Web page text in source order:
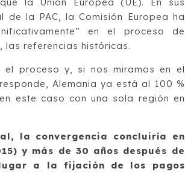
de la PAC, la Comisión Europea ha
en el proceso de
las referencias históricas.
proceso y, si nos miramos en el
Alemania ya está al 100 %
este caso con una sola región en
la convergencia concluiría en
y más de 30 años después de
a la fijación de los pagos